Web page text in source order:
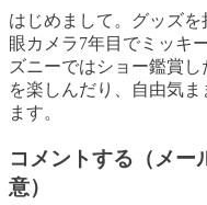
はじめまして。グッズ
眼カメラ7年目でミッキ
ズニーではショー鑑賞
を楽しんだり、自由気
ます。
コメントする（メー
意）